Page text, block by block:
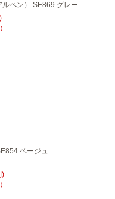
ペン） SE869 グレー
)
ベージュ
)
)